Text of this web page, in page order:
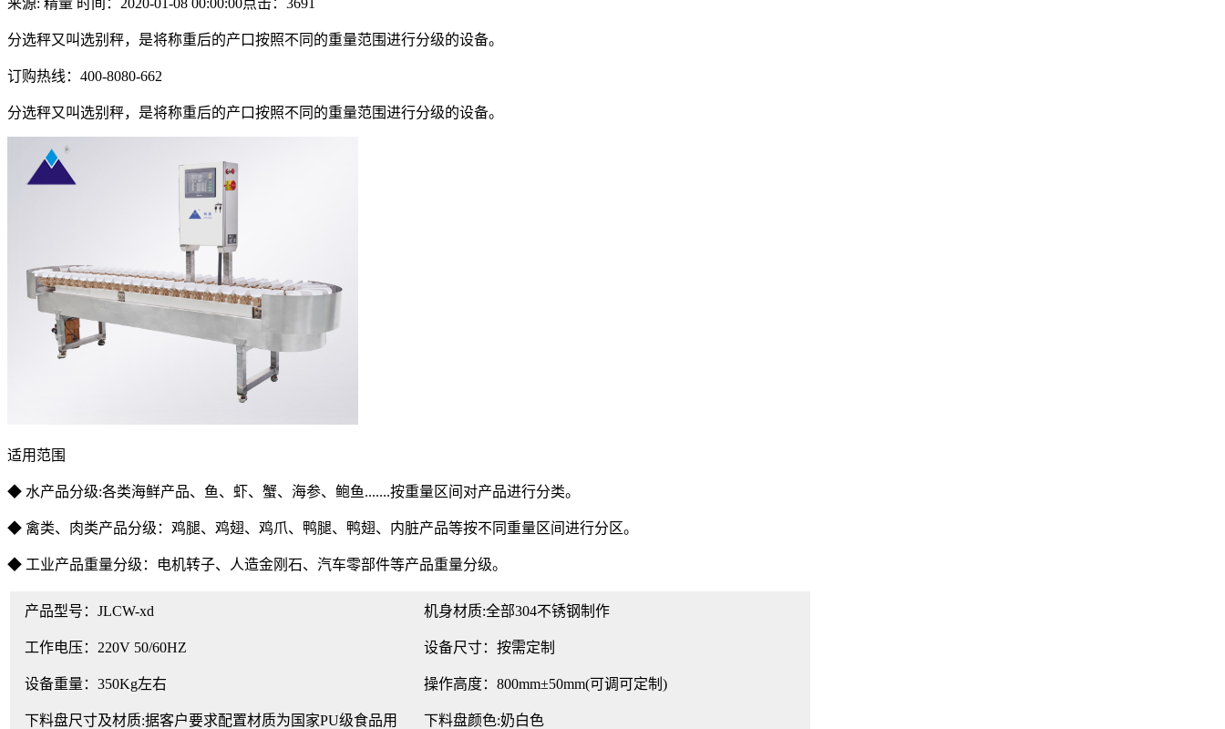
分选秤又叫选别秤，是将称重后的产口按照不同的重量范围进行分级的设备。
订购热线：400-8080-662
分选秤又叫选别秤，是将称重后的产口按照不同的重量范围进行分级的设备。
适用范围
◆ 水产品分级:各类海鲜产品、鱼、虾、蟹、海参、鲍鱼.......按重量区间对产品进行分类。
◆ 禽类、肉类产品分级：鸡腿、鸡翅、鸡爪、鸭腿、鸭翅、内脏产品等按不同重量区间进行分区。
◆ 工业产品重量分级：电机转子、人造金刚石、汽车零部件等产品重量分级。
产品型号：JLCW-xd 机身材质:全部304不锈钢制作
工作电压：220V 50/60HZ 设备尺寸：按需定制
设备重量：350Kg左右 操作高度：800mm±50mm(可调可定制)
下料盘尺寸及材质:据客户要求配置材质为国家PU级食品用 下料盘颜色:奶白色